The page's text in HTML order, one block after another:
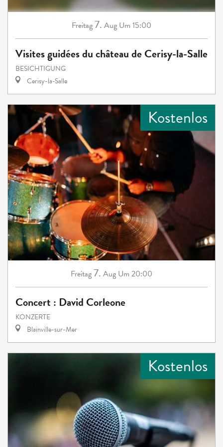
Freitag7. Aug Um 15:00
Visites guidées du château de Cerisy-la-Salle
BESICHTIGUNG
Cerisy-la-Salle
Kostenlos
Freitag7. Aug Um 20:00
Concert : David Corleone
KONZERTE
Blainville-sur-Mer
Kostenlos